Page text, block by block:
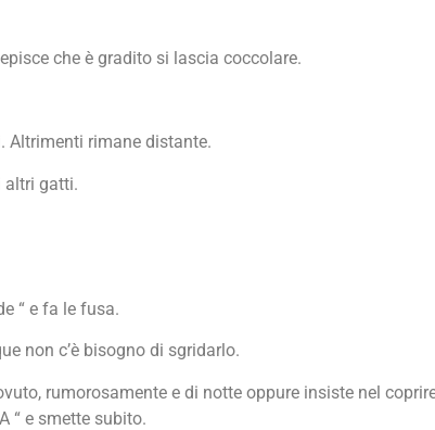
che è gradito si lascia coccolare.
Altrimenti rimane distante.
altri gatti.
“ e fa le fusa.
non c’è bisogno di sgridarlo.
rumorosamente e di notte oppure insiste nel
“ e smette subito.